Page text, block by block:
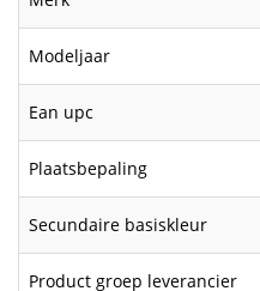
Modeljaar
Ean upc
Plaatsbepaling
Secundaire basiskleur
Product groep leverancier